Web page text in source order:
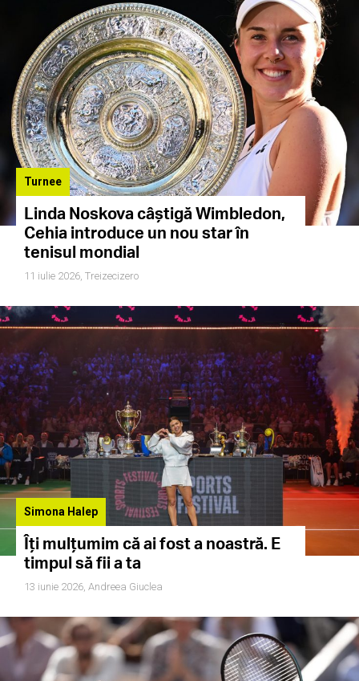
Turnee
Linda Noskova câștigă Wimbledon,
Cehia introduce un nou star în
tenisul mondial
11 iulie 2026, Treizecizero
Simona Halep
Îți mulțumim că ai fost a noastră. E
timpul să fii a ta
13 iunie 2026, Andreea Giuclea